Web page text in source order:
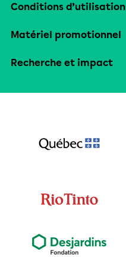
Conditions d’utilisation
Matériel promotionnel
Recherche et impact